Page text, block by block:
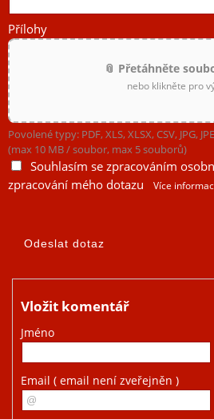
Přílohy
📎 Přetáhněte
nebo klikněte pro
Povolené typy: PDF, XLS, XLSX, CSV, JPG,
(max 10 MB / soubor, max 5 souborů)
Souhlasím se zpracováním
zpracování mého dotazu
Více
Vložit komentář
Jméno
Email ( email není zveřejněn )